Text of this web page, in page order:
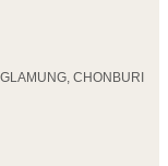
CHONBURI